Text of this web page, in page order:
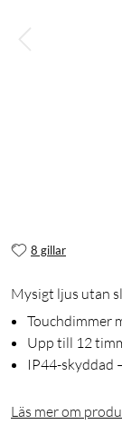
8 gillar
Mysigt ljus utan
Touchdimmer
Upp till 12
IP44-skyddad
Läs mer om